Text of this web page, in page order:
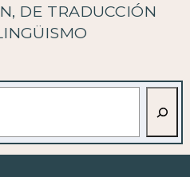
DE TRADUCCIÓN